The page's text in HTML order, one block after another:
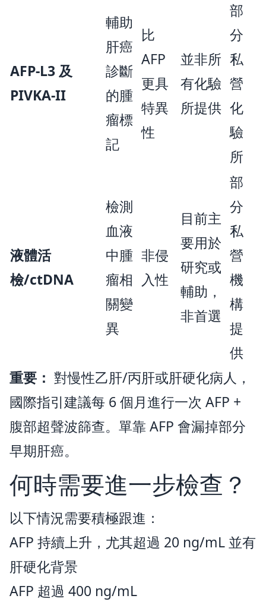
AFP-L3 及
PIVKA-II
輔助
肝癌
診斷
的腫
瘤標
記
比
AFP
更具
特異
性
並非所
有化驗
所提供
部
分
私
營
化
驗
所
液體活
檢/ctDNA
檢測
血液
中腫
瘤相
關變
異
非侵
入性
目前主
要用於
研究或
輔助，
非首選
部
分
私
營
機
構
提
供
重要： 對慢性乙肝/丙肝或肝硬化病人，
國際指引建議每 6 個月進行一次 AFP +
腹部超聲波篩查。單靠 AFP 會漏掉部分
早期肝癌。
何時需要進一步檢查？
以下情況需要積極跟進：
AFP 持續上升，尤其超過 20 ng/mL 並有
肝硬化背景
AFP 超過 400 ng/mL